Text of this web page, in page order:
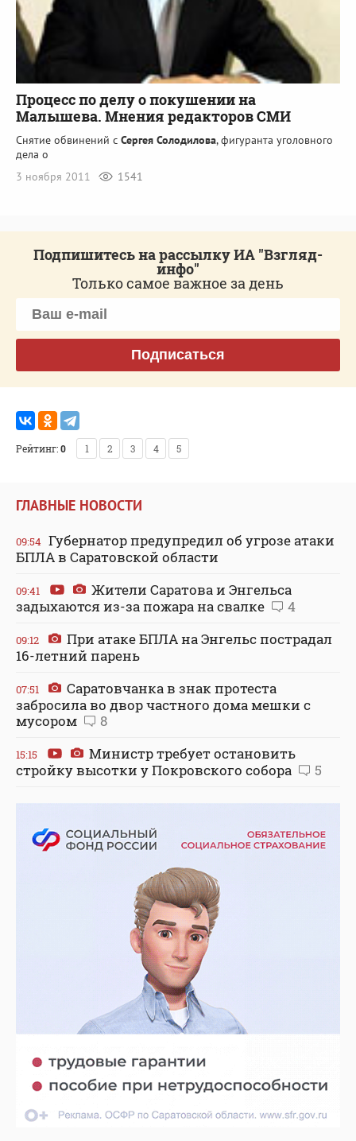
Процесс по делу о покушении на
Малышева. Мнения редакторов СМИ
Снятие обвинений с Сергея Солодилова, фигуранта уголовного
дела о
3 ноября 2011
1541
Подпишитесь на рассылку ИА "Взгляд-
инфо"
Только самое важное за день
Подписаться
Рейтинг:0 1 2 3 4 5
ГЛАВНЫЕ НОВОСТИ
09:54 Губернатор предупредил об угрозе атаки
БПЛА в Саратовской области
09:41
Жители Саратова и Энгельса
задыхаются из-за пожара на свалке
4
09:12
При атаке БПЛА на Энгельс пострадал
16-летний парень
07:51
Саратовчанка в знак протеста
забросила во двор частного дома мешки с
мусором
8
15:15
Министр требует остановить
стройку высотки у Покровского собора
5